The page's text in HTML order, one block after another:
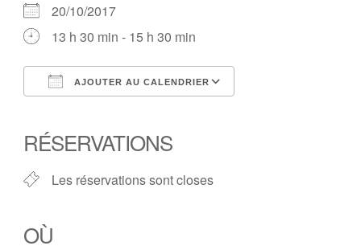
20/10/2017
13 h 30 min - 15 h 30 min
AJOUTER AU CALENDRIER
RÉSERVATIONS
Les réservations sont closes
OÙ